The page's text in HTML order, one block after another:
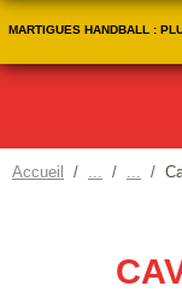
MARTIGUES HANDBALL :
Accueil